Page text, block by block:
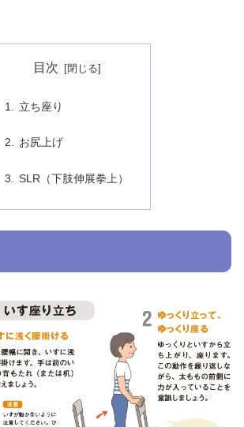
目次
立ち座り
お尻上げ
SLR（下肢伸展拳上）